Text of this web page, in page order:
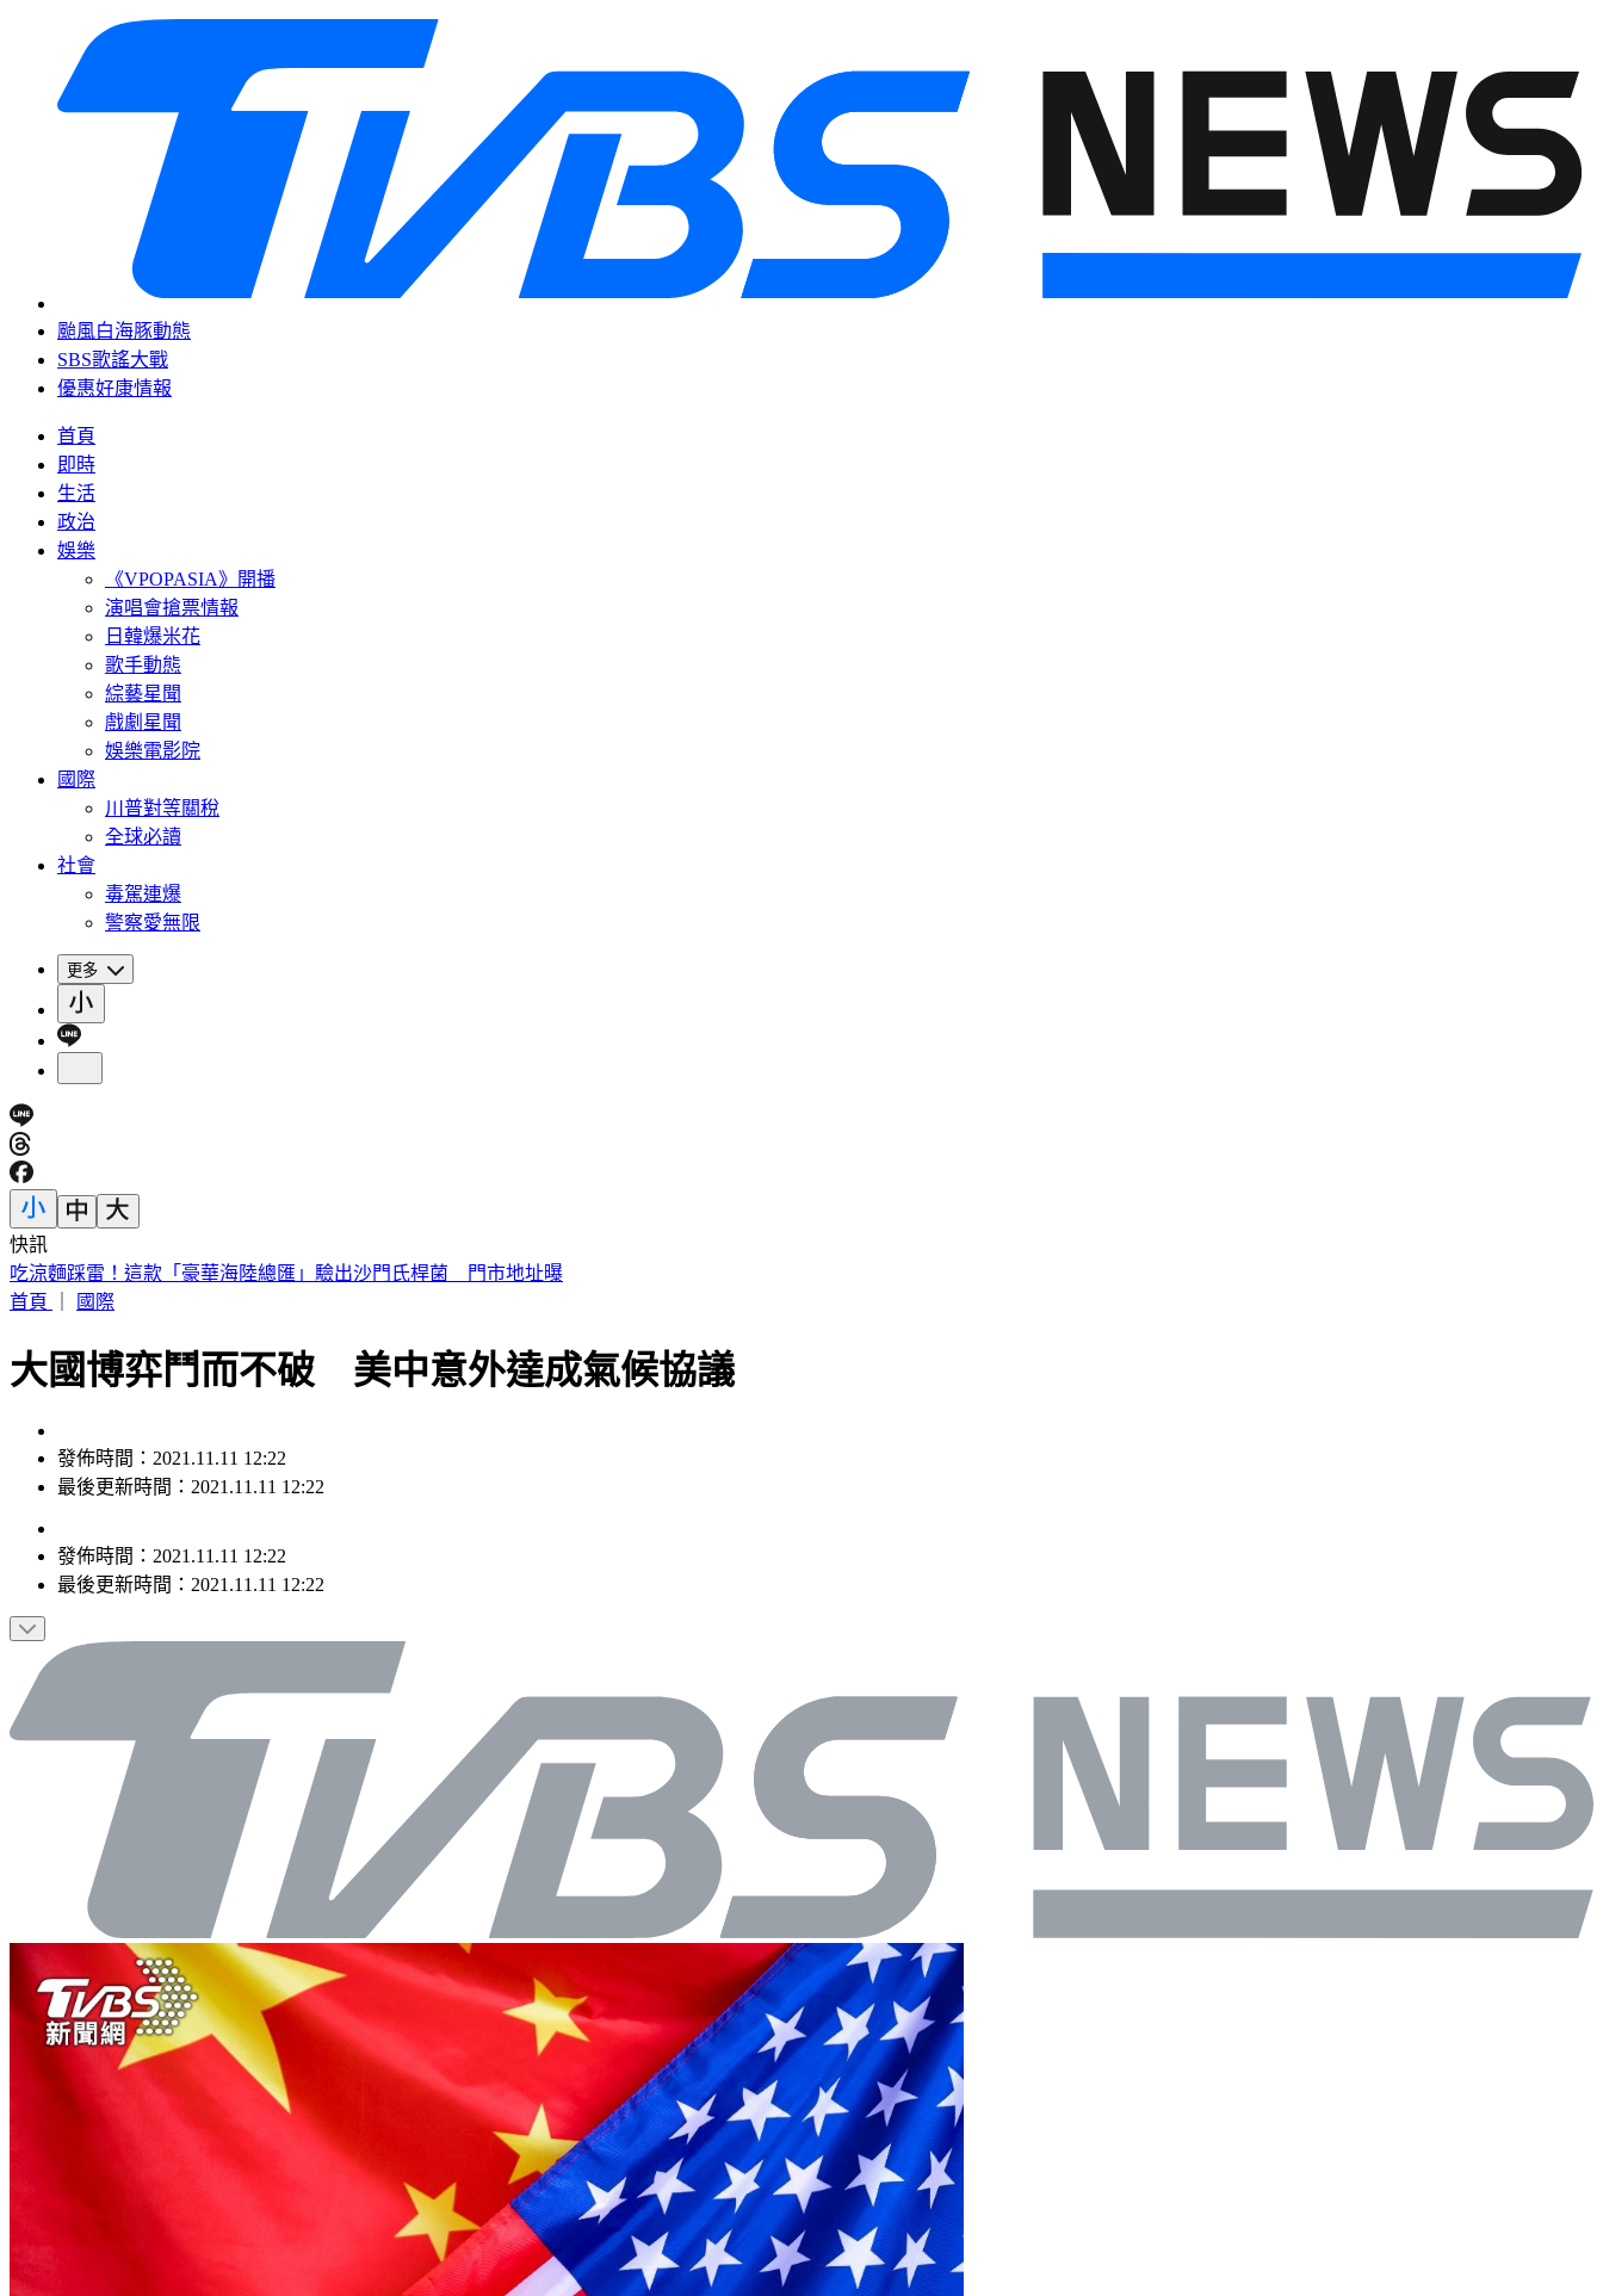
颱風白海豚動態
SBS歌謠大戰
優惠好康情報
首頁
即時
生活
政治
娛樂
《VPOPASIA》開播
演唱會搶票情報
日韓爆米花
歌手動態
綜藝星聞
戲劇星聞
娛樂電影院
國際
川普對等關稅
全球必讀
社會
毒駕連爆
警察愛無限
更多
快訊
吃涼麵踩雷！這款「豪華海陸總匯」驗出沙門氏桿菌 門市地址曝
首頁
國際
大國博弈鬥而不破 美中意外達成氣候協議
發佈時間：2021.11.11 12:22
最後更新時間：2021.11.11 12:22
發佈時間： 2021.11.11 12:22
最後更新時間： 2021.11.11 12:22